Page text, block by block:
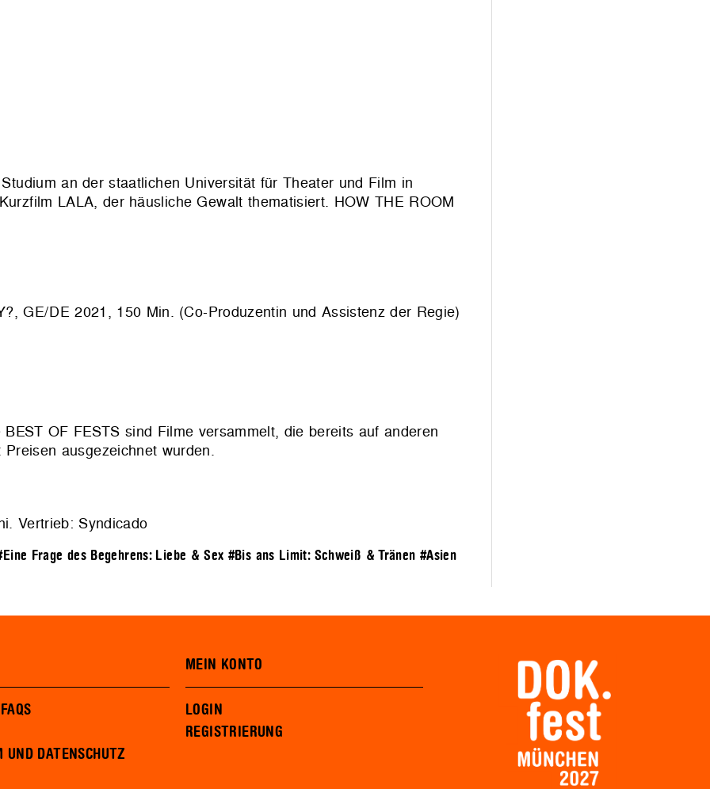
an der staatlichen Universität für Theater und Film in
LALA, der häusliche Gewalt thematisiert. HOW THE ROOM
GE/DE 2021, 150 Min. (Co-Produzentin und Assistenz der Regie)
OF FESTS sind Filme versammelt, die bereits auf anderen
ausgezeichnet wurden.
Vertrieb: Syndicado
Frage des Begehrens: Liebe & Sex #Bis ans Limit: Schweiß & Tränen #Asien
UND DATENSCHUTZ
MEIN KONTO
LOGIN
REGISTRIERUNG